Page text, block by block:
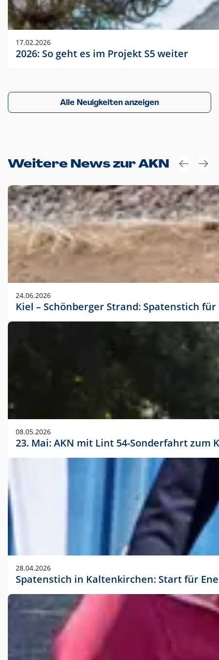
17.02.2026
2026: So geht es im Projekt S5 weiter
Alle Neuigkeiten anzeigen
Weitere News zur AKN
24.06.2026
Kiel – Schönberger Strand: Spatenstich
08.05.2026
23. Mai: AKN mit Lint 54-Sonderfahrt
28.04.2026
Spatenstich in Kaltenkirchen: Start für